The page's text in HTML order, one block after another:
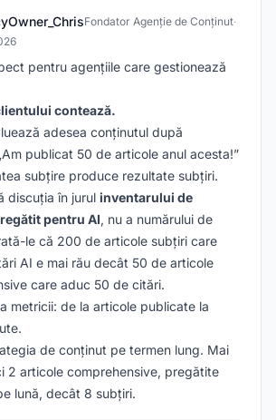
Fondator Agenție de Conținut·
pentru agențiile care gestionează
contează.
adesea conținutul după
publicat 50 de articole anul acesta!”
subțire produce rezultate subțiri.
discuția în jurul inventarului de
pentru AI, nu a numărului de
le că 200 de articole subțiri care
AI e mai rău decât 50 de articole
care aduc 50 de citări.
metricii: de la articole publicate la
de conținut pe termen lung. Mai
2 articole comprehensive, pregătite
lună, decât 8 subțiri.